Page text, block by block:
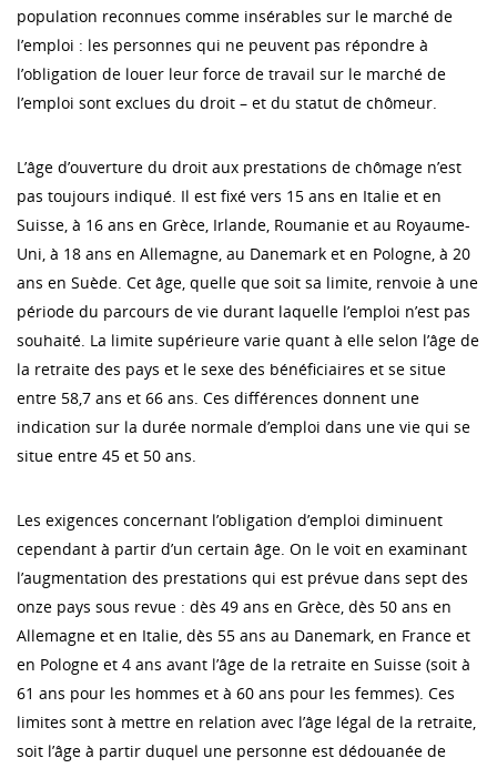
population reconnues comme insérables sur le marché de
l’emploi : les personnes qui ne peuvent pas répondre à
l’obligation de louer leur force de travail sur le marché de
l’emploi sont exclues du droit – et du statut de chômeur.
L’âge d’ouverture du droit aux prestations de chômage n’est
pas toujours indiqué. Il est fixé vers 15 ans en Italie et en
Suisse, à 16 ans en Grèce, Irlande, Roumanie et au Royaume-
Uni, à 18 ans en Allemagne, au Danemark et en Pologne, à 20
ans en Suède. Cet âge, quelle que soit sa limite, renvoie à une
période du parcours de vie durant laquelle l’emploi n’est pas
souhaité. La limite supérieure varie quant à elle selon l’âge de
la retraite des pays et le sexe des bénéficiaires et se situe
entre 58,7 ans et 66 ans. Ces différences donnent une
indication sur la durée normale d’emploi dans une vie qui se
situe entre 45 et 50 ans.
Les exigences concernant l’obligation d’emploi diminuent
cependant à partir d’un certain âge. On le voit en examinant
l’augmentation des prestations qui est prévue dans sept des
onze pays sous revue : dès 49 ans en Grèce, dès 50 ans en
Allemagne et en Italie, dès 55 ans au Danemark, en France et
en Pologne et 4 ans avant l’âge de la retraite en Suisse (soit à
61 ans pour les hommes et à 60 ans pour les femmes). Ces
limites sont à mettre en relation avec l’âge légal de la retraite,
soit l’âge à partir duquel une personne est dédouanée de